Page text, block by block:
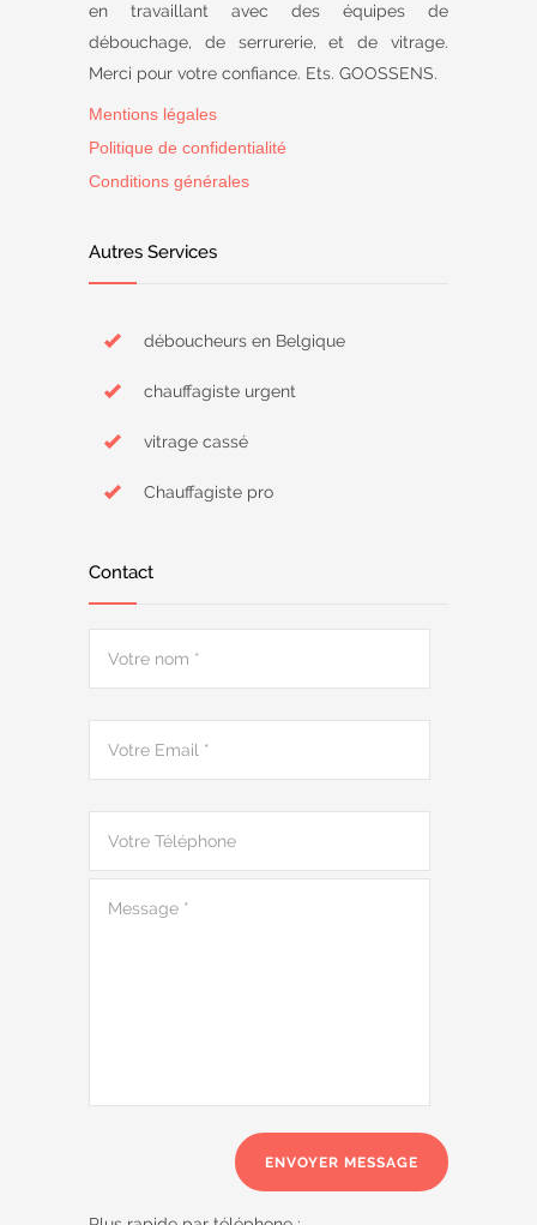
en travaillant avec des équipes de
débouchage, de serrurerie, et de vitrage.
Merci pour votre confiance. Ets. GOOSSENS.
Mentions légales
Politique de confidentialité
Conditions générales
Autres Services
déboucheurs en Belgique
chauffagiste urgent
vitrage cassé
Chauffagiste pro
Contact